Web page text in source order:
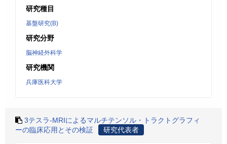
研究種目
基盤研究(B)
研究分野
脳神経外科学
研究機関
兵庫医科大学
3テスラ-MRIによるマルチテンソル・トラクトグラフィ
ーの臨床応用とその検証
研究代表者